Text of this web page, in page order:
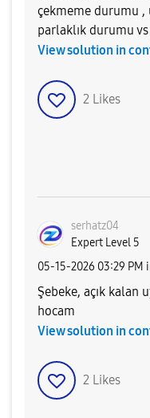
çekmeme durumu ,
parlaklık durumu
View solution in
2 Likes
serhatz04
Expert Level 5
‎05-15-2026 03:29 PM
Şebeke, açık kalan
hocam
View solution in
2 Likes